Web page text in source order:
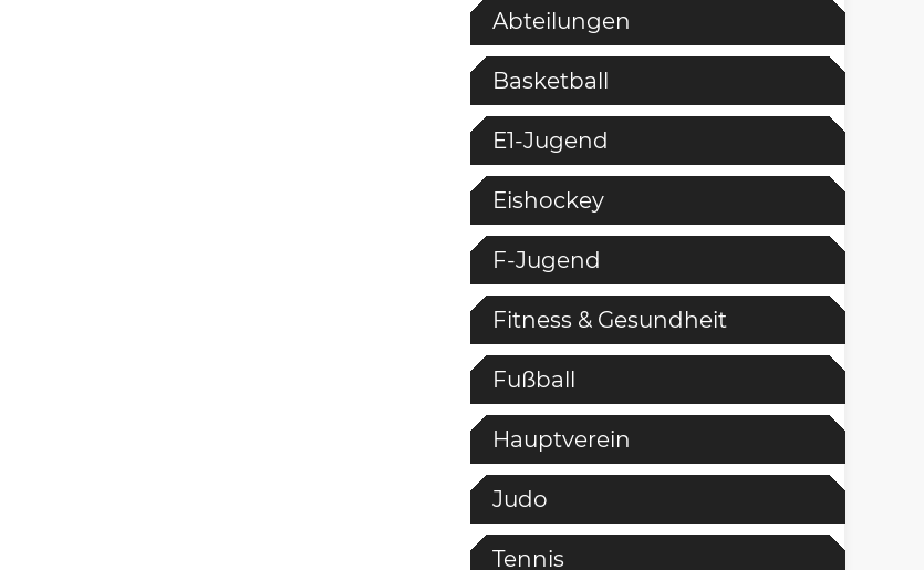
Abteilungen
Basketball
E1-Jugend
Eishockey
F-Jugend
Fitness & Gesundheit
Fußball
Hauptverein
Judo
Tennis